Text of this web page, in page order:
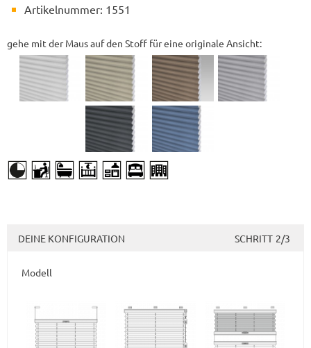
gehe mit der Maus auf den Stoff für eine originale Ansicht:
Artikelnummer: 1551
DEINE KONFIGURATION SCHRITT 2/3
Modell